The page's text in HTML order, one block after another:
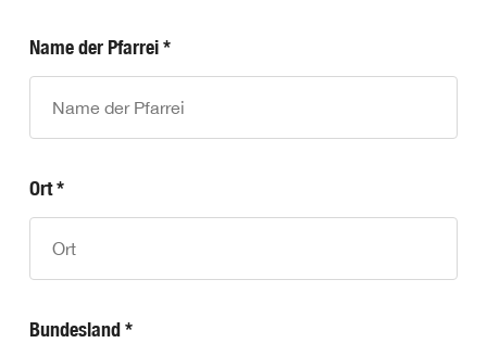
Name der Pfarrei *
Ort *
Bundesland *